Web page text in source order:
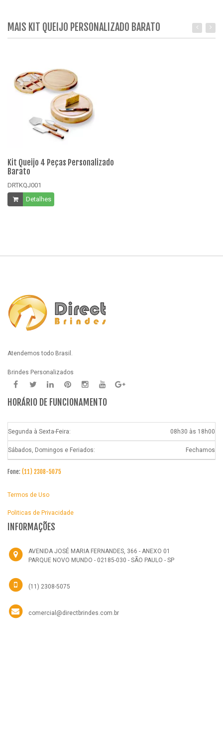
MAIS KIT QUEIJO PERSONALIZADO BARATO
Kit Queijo 4 Peças Personalizado
Barato
DRTKQJ001
Detalhes
Atendemos todo Brasil.
Brindes Personalizados
HORÁRIO DE FUNCIONAMENTO
Segunda à Sexta-Feira: 08h30 às 18h00
Sábados, Domingos e Feriados: Fechamos
Fone: (11) 2308-5075
Termos de Uso
Politicas de Privacidade
INFORMAÇÕES
AVENIDA JOSÉ MARIA FERNANDES, 366 - ANEXO 01
PARQUE NOVO MUNDO - 02185-030 - SÃO PAULO - SP
(11) 2308-5075
comercial@directbrindes.com.br